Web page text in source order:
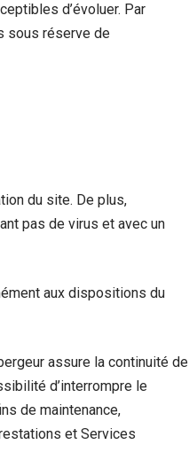
d’évoluer. Par
sous réserve de
du site. De plus,
pas de virus et avec un
aux dispositions du
assure la continuité de
d’interrompre le
de maintenance,
et Services